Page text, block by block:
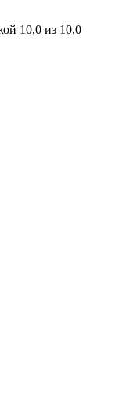
10,0 из 10,0